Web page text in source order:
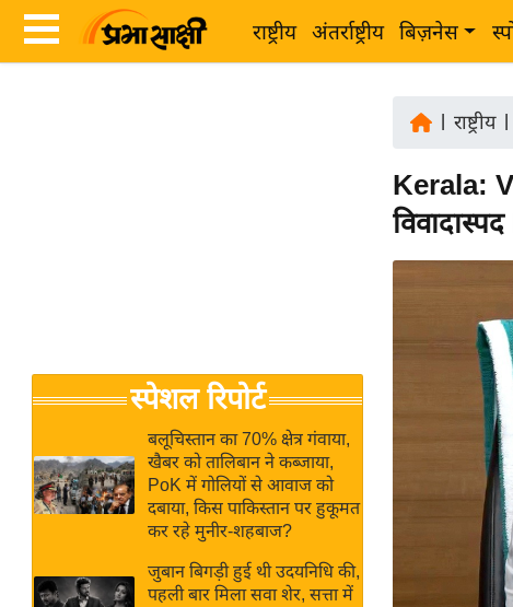
राष्ट्रीय अंतर्राष्ट्रीय बिज़नेस
Breaking
News in
Hindi
Hindi
जगत
राय
बजट
IPL
स्पेशल रिपोर्ट
बलूचिस्तान का 70% क्षेत्र गंवाया,
खैबर को तालिबान ने कब्जाया,
PoK में गोलियों से आवाज को
दबाया, किस पाकिस्तान पर हुकूमत
कर रहे मुनीर-शहबाज?
जुबान बिगड़ी हुई थी उदयनिधि की,
पहली बार मिला सवा शेर, सत्ता में
राष्ट्रीय|
Kerala: